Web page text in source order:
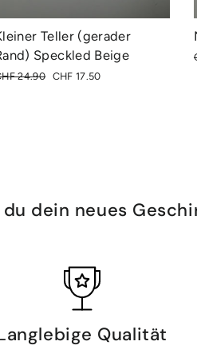
Teller (gerader
Speckled Beige
24.90 Sonderpreis
CHF 17.50
dein neues
Qualität